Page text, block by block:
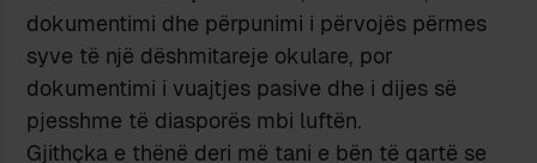
dokumentimi dhe përpunimi i përvojës përmes
syve të një dëshmitareje okulare, por
dokumentimi i vuajtjes pasive dhe i dijes së
pjesshme të diasporës mbi luftën.
Gjithçka e thënë deri më tani e bën të qartë se